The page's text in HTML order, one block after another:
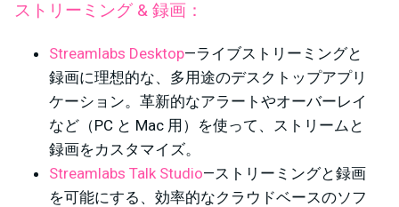
ストリーミング & 録画：
Streamlabs Desktop—ライブストリーミングと
録画に理想的な、多用途のデスクトップアプリ
ケーション。革新的なアラートやオーバーレイ
など（PC と Mac 用）を使って、ストリームと
録画をカスタマイズ。
Streamlabs Talk Studio—ストリーミングと録画
を可能にする、効率的なクラウドベースのソフ